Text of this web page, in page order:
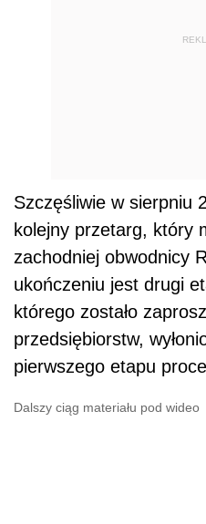
Szczęśliwie w sierpniu
kolejny przetarg, który
zachodniej obwodnicy
ukończeniu jest drugi
którego zostało
przedsiębiorstw,
pierwszego etapu
Dalszy ciąg materiału pod wideo